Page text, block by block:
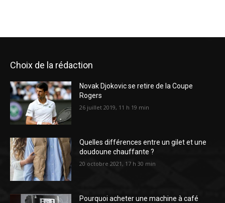
Choix de la rédaction
Novak Djokovic se retire de la Coupe
Rogers
26 juillet 2019, 11 h 19 min
Quelles différences entre un gilet et une
doudoune chauffante ?
20 octobre 2021, 17 h 30 min
Pourquoi acheter une machine à café